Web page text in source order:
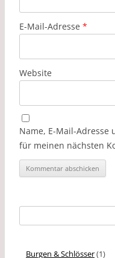
E-Mail-Adresse *
Website
Name, E-Mail-Adresse
für meinen nächsten
nach:
Burgen & Schlösser(1)